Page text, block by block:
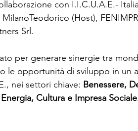
con I.I.C.U.A.E.-
MilanoTeodorico (Host),
Srl.
per generare sinergie tra
le opportunità di sviluppo in
nei settori chiave: Benessere,
Cultura e Impresa Sociale